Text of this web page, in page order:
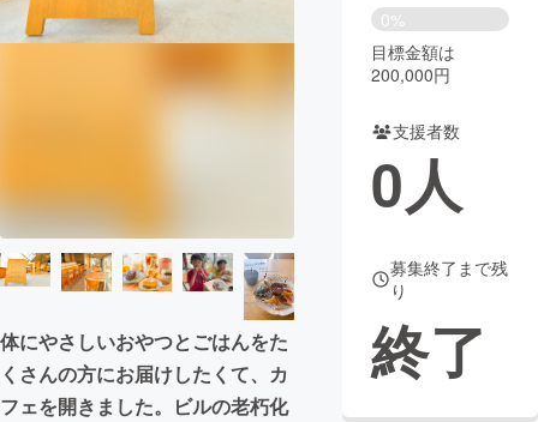
書籍・雑誌
ビジネス・起業 チャレンジ
CAMPFIRE for Social Good CAMPFIRE Creation
CAMPFIREふるさと納税machi-ya コミュニティ
体にやさしいおやつとごはんをた
くさんの方にお届けしたくて、カ
フェを開きました。ビルの老朽化
0%
目標金額は
200,000円
支援者数
0人
募集終了まで残
り
終了